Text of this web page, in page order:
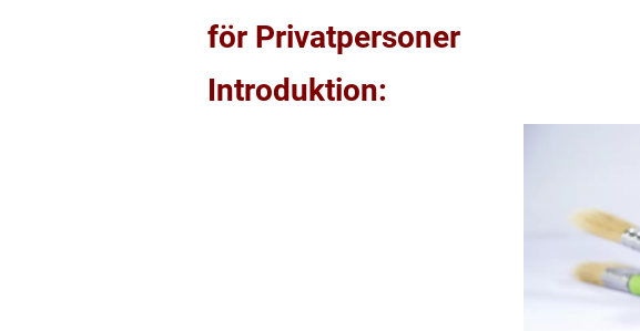
för Privatpersoner
Introduktion: